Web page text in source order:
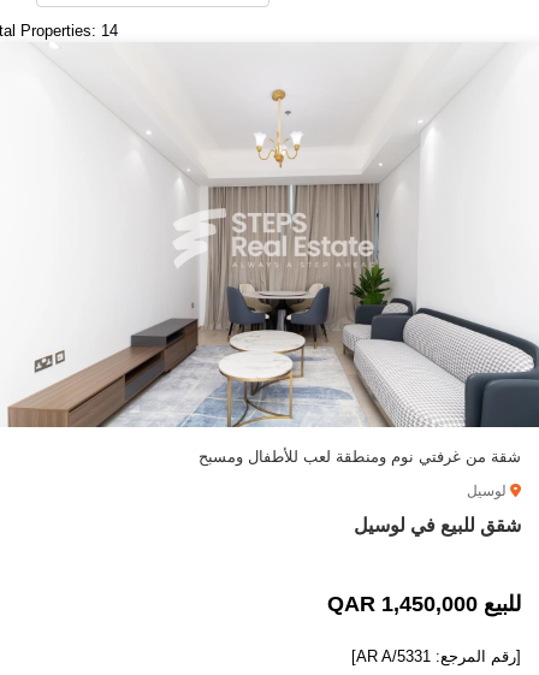
Properties: 14
شقة من غرفتي نوم ومنطقة لعب للأطفال ومسبح
لوسيل
شقق للبيع في لوسيل
للبيع 1,450,000 QAR
[رقم المرجع: AR A/5331]